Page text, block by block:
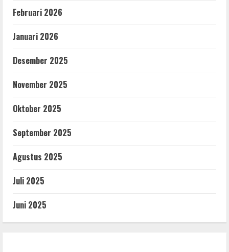
Februari 2026
Januari 2026
Desember 2025
November 2025
Oktober 2025
September 2025
Agustus 2025
Juli 2025
Juni 2025